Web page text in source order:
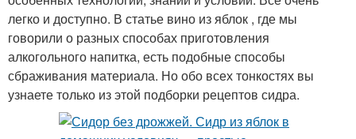
легко и доступно. В статье вино из яблок , где мы
говорили о разных способах приготовления
алкогольного напитка, есть подобные способы
сбраживания материала. Но обо всех тонкостях вы
узнаете только из этой подборки рецептов сидра.